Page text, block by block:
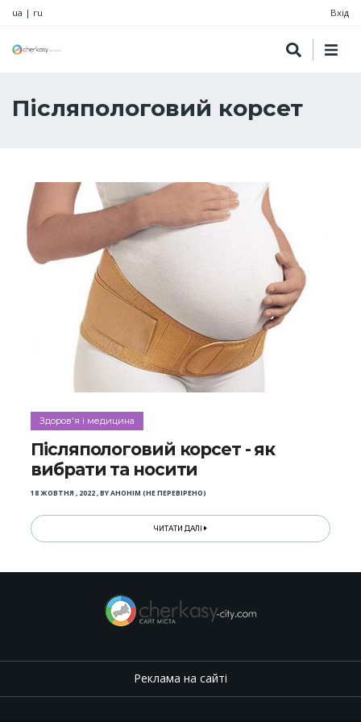
ua | ru Вхід
Післяпологовий корсет
Здоров'я і медицина
Післяпологовий корсет - як
вибрати та носити
18 ЖОВТНЯ , 2022,BYАНОНІМ (НЕ ПЕРЕВІРЕНО)
ЧИТАТИ ДАЛІ
Реклама на сайті